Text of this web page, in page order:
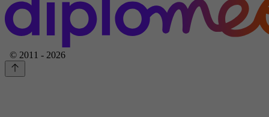
© 2011 - 2026